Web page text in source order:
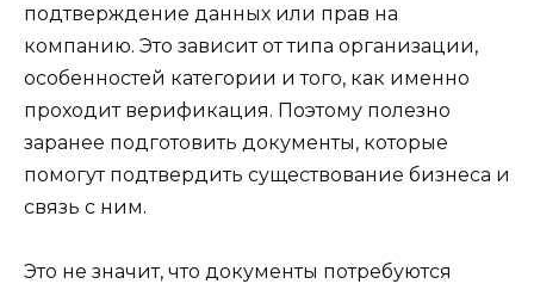
подтверждение данных или прав на
компанию. Это зависит от типа организации,
особенностей категории и того, как именно
проходит верификация. Поэтому полезно
заранее подготовить документы, которые
помогут подтвердить существование бизнеса и
связь с ним.
Это не значит, что документы потребуются